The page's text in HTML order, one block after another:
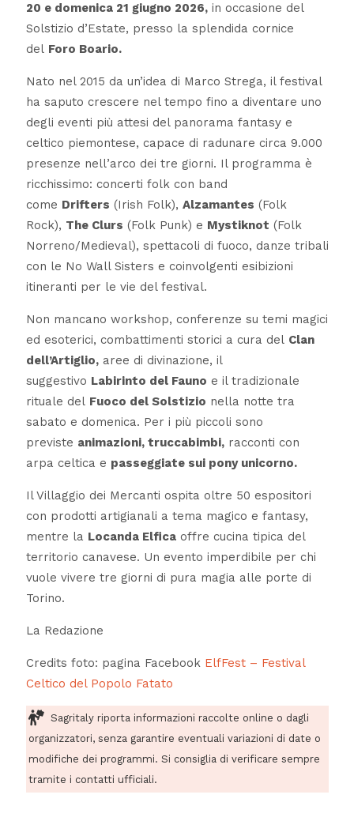
20 e domenica 21 giugno 2026,in occasione del
Solstizio d’Estate, presso la splendida cornice
del Foro Boario.
Nato nel 2015 da un’idea di Marco Strega, il festival
ha saputo crescere nel tempo fino a diventare uno
degli eventi più attesi del panorama fantasy e
celtico piemontese, capace di radunare circa 9.000
presenze nell’arco dei tre giorni. Il programma è
ricchissimo: concerti folk con band
come Drifters (Irish Folk), Alzamantes (Folk
Rock), The Clurs (Folk Punk) e Mystiknot (Folk
Norreno/Medieval), spettacoli di fuoco, danze tribali
con le No Wall Sisters e coinvolgenti esibizioni
itineranti per le vie del festival.
Non mancano workshop, conferenze su temi magici
ed esoterici, combattimenti storici a cura del Clan
dell’Artiglio,aree di divinazione, il
suggestivo Labirinto del Fauno e il tradizionale
rituale del Fuoco del Solstizio nella notte tra
sabato e domenica. Per i più piccoli sono
previste animazioni, truccabimbi,racconti con
arpa celtica e passeggiate sui pony unicorno.
Il Villaggio dei Mercanti ospita oltre 50 espositori
con prodotti artigianali a tema magico e fantasy,
mentre la Locanda Elficaoffre cucina tipica del
territorio canavese. Un evento imperdibile per chi
vuole vivere tre giorni di pura magia alle porte di
Torino.
La Redazione
Credits foto: pagina Facebook ElfFest – Festival
Celtico del Popolo Fatato
Sagritaly riporta informazioni raccolte online o dagli
organizzatori, senza garantire eventuali variazioni di date o
modifiche dei programmi. Si consiglia di verificare sempre
tramite i contatti ufficiali.